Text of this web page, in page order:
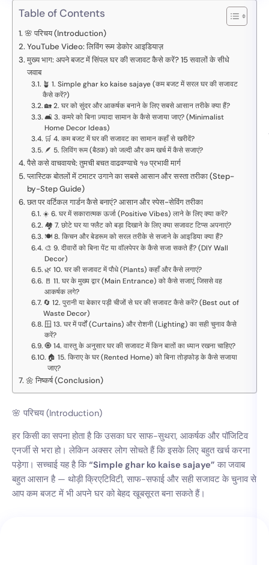
Table of Contents
🌸 परिचय (Introduction)
YouTube Video: लिविंग रूम डेकोर आइडियाज़
मुख्य भाग: अपने बजट में सिंपल घर की सजावट कैसे करें? 15 सवालों के सीधे
जवाब
🪴 1. Simple ghar ko kaise sajaye (कम बजट में सरल घर की सजावट
कैसे करें?)
🏡 2. घर को सुंदर और आकर्षक बनाने के लिए सबसे आसान तरीके क्या हैं?
🛋️ 3. कमरे को बिना ज़्यादा सामान के कैसे सजाया जाए? (Minimalist
Home Decor Ideas)
🛒 4. कम बजट में घर की सजावट का सामान कहाँ से खरीदें?
🪶 5. लिविंग रूम (बैठक) को जल्दी और कम खर्च में कैसे सजाएं?
पैसे कसे वाचवायचे: तुमची बचत वाढवण्याचे १७ प्रभावी मार्ग
प्लास्टिक बोतलों में टमाटर उगाने का सबसे आसान और सस्ता तरीका (Step-
by-Step Guide)
छत पर वर्टिकल गार्डन कैसे बनाएं? आसान और स्पेस-सेविंग तरीका
☀️ 6. घर में सकारात्मक ऊर्जा (Positive Vibes) लाने के लिए क्या करें?
🏘️ 7. छोटे घर या फ्लैट को बड़ा दिखाने के लिए क्या सजावट टिप्स अपनाएं?
🍽️ 8. किचन और बेडरूम को सरल तरीके से सजाने के आइडिया क्या हैं?
🎨 9. दीवारों को बिना पेंट या वॉलपेपर के कैसे सजा सकते हैं? (DIY Wall
Decor)
🌿 10. घर की सजावट में पौधे (Plants) कहाँ और कैसे लगाएं?
🚪 11. घर के मुख्य द्वार (Main Entrance) को कैसे सजाएं, जिससे वह
आकर्षक लगे?
🔄 12. पुरानी या बेकार पड़ी चीजों से घर की सजावट कैसे करें? (Best out of
Waste Decor)
🪟 13. घर में पर्दों (Curtains) और रोशनी (Lighting) का सही चुनाव कैसे
करें?
🧿 14. वास्तु के अनुसार घर की सजावट में किन बातों का ध्यान रखना चाहिए?
🏠 15. किराए के घर (Rented Home) को बिना तोड़फोड़ के कैसे सजाया
जाए?
🌼 निष्कर्ष (Conclusion)
🌸 परिचय (Introduction)
हर किसी का सपना होता है कि उसका घर साफ-सुथरा, आकर्षक और पॉजिटिव
एनर्जी से भरा हो। लेकिन अक्सर लोग सोचते हैं कि इसके लिए बहुत खर्च करना
पड़ेगा। सच्चाई यह है कि“Simple ghar ko kaise sajaye” का जवाब
बहुत आसान है — थोड़ी क्रिएटिविटी, साफ-सफाई और सही सजावट के चुनाव से
आप कम बजट में भी अपने घर को बेहद खूबसूरत बना सकते हैं।